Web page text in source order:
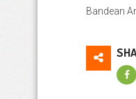
Bandean